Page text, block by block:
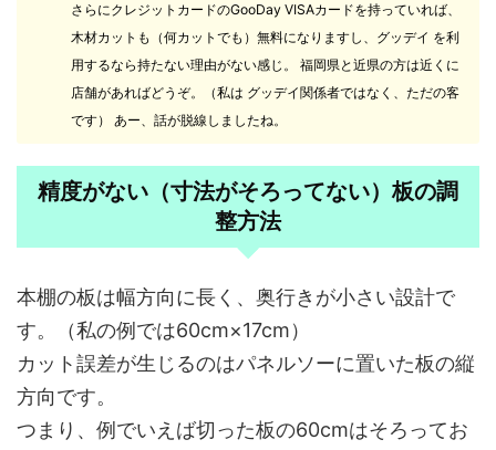
さらにクレジットカードのGooDay VISAカードを持っていれば、
木材カットも（何カットでも）無料になりますし、グッデイ を利
用するなら持たない理由がない感じ。 福岡県と近県の方は近くに
店舗があればどうぞ。（私は グッデイ関係者ではなく、ただの客
です） あー、話が脱線しましたね。
精度がない（寸法がそろってない）板の調
整方法
本棚の板は幅方向に長く、奥行きが小さい設計で
す。（私の例では60cm×17cm）
カット誤差が生じるのはパネルソーに置いた板の縦
方向です。
つまり、例でいえば切った板の60cmはそろってお